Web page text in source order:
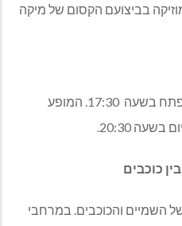
בביצועם הקסום של מיקה
בשעה
המופע
בשעה 20:30
.
כוכבים
השמיים והכוכבים. במרחבי